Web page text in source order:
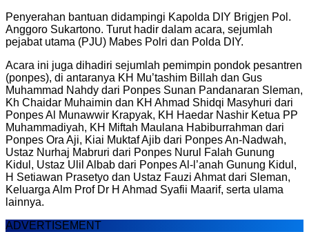
Penyerahan bantuan didampingi Kapolda DIY Brigjen Pol.
Anggoro Sukartono. Turut hadir dalam acara, sejumlah
pejabat utama (PJU) Mabes Polri dan Polda DIY.
Acara ini juga dihadiri sejumlah pemimpin pondok pesantren
(ponpes), di antaranya KH Mu’tashim Billah dan Gus
Muhammad Nahdy dari Ponpes Sunan Pandanaran Sleman,
Kh Chaidar Muhaimin dan KH Ahmad Shidqi Masyhuri dari
Ponpes Al Munawwir Krapyak, KH Haedar Nashir Ketua PP
Muhammadiyah, KH Miftah Maulana Habiburrahman dari
Ponpes Ora Aji, Kiai Muktaf Ajib dari Ponpes An-Nadwah,
Ustaz Nurhaj Mabruri dari Ponpes Nurul Falah Gunung
Kidul, Ustaz Ulil Albab dari Ponpes Al-l’anah Gunung Kidul,
H Setiawan Prasetyo dan Ustaz Fauzi Ahmat dari Sleman,
Keluarga Alm Prof Dr H Ahmad Syafii Maarif, serta ulama
lainnya.
ADVERTISEMENT